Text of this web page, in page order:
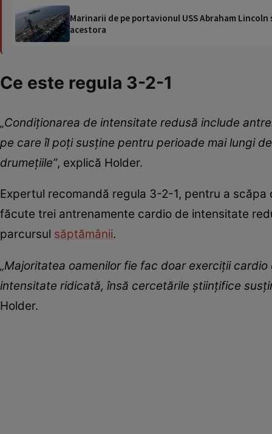
Marinarii de pe portavionul USS Abraham
acestora
Ce este regula 3-2-1
„Condiționarea de intensitate redusă include
pe care îl poți susține pentru perioade mai lungi
drumețiile”, explică Holder.
Expertul recomandă regula 3-2-1, pentru a
făcute trei antrenamente cardio de intensitate
parcursul săptămânii.
„Majoritatea oamenilor fie fac doar exerciții
intensitate ridicată, însă cercetările științifice
Holder.